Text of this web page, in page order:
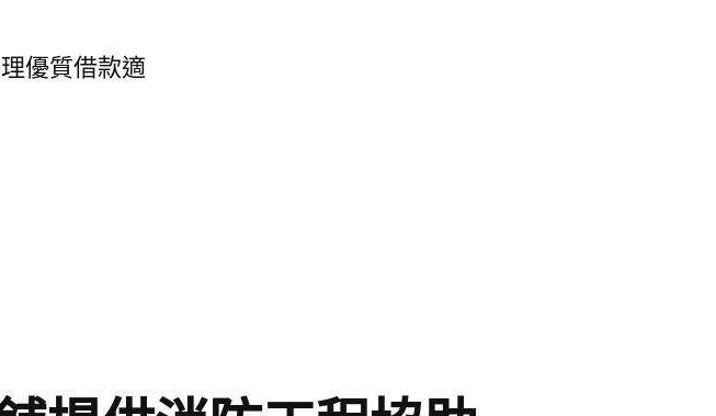
優質借款適